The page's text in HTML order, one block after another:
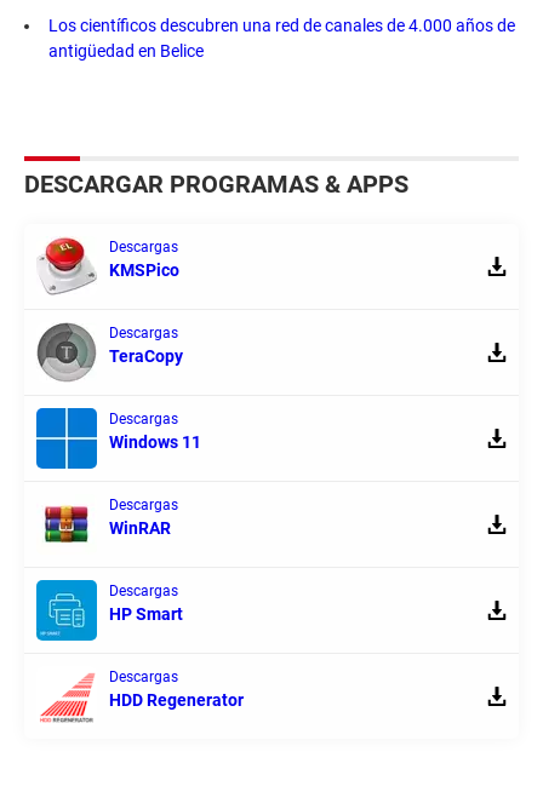
Los científicos descubren una red de canales de 4.000 años de
antigüedad en Belice
DESCARGAR PROGRAMAS & APPS
Descargas
KMSPico
Descargas
TeraCopy
Descargas
Windows 11
Descargas
WinRAR
Descargas
HP Smart
Descargas
HDD Regenerator